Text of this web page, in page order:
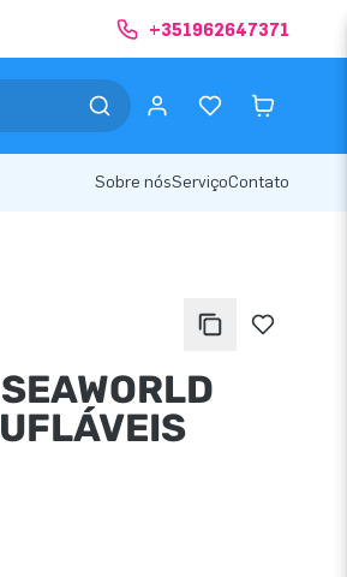
+351962647371
Sobre nósServiçoContato